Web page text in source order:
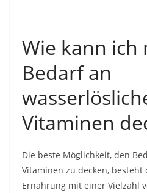
Wie kann ich
Bedarf an
Vitaminen
Die beste Möglichkeit, den
Vitaminen zu decken, besteht
Ernährung mit einer Vielzahl